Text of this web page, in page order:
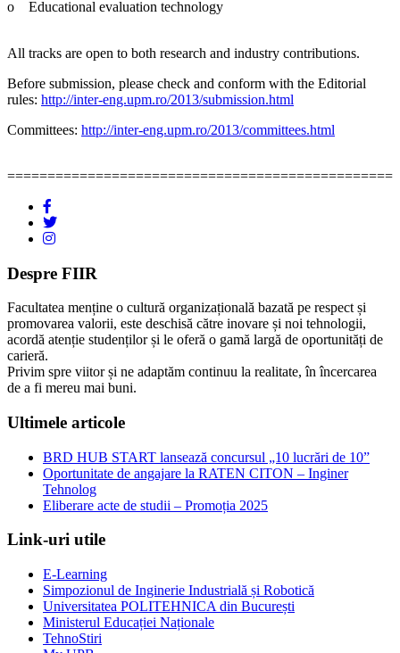
o Educational evaluation technology
All tracks are open to both research and industry contributions.
Before submission, please check and conform with the Editorial
rules: http://inter-eng.upm.ro/2013/submission.html
Committees: http://inter-eng.upm.ro/2013/committees.html
================================================
Despre FIIR
Facultatea menține o cultură organizațională bazată pe respect și
promovarea valorii, este deschisă către inovare și noi tehnologii,
acordă atenție studenților și le oferă o gamă largă de oportunități de
carieră.
Privim spre viitor și ne adaptăm continuu la realitate, în încercarea
de a fi mereu mai buni.
Ultimele articole
BRD HUB START lansează concursul „10 lucrări de 10”
Oportunitate de angajare la RATEN CITON – Inginer
Tehnolog
Eliberare acte de studii – Promoția 2025
Link-uri utile
E-Learning
Simpozionul de Inginerie Industrială și Robotică
Universitatea POLITEHNICA din București
Ministerul Educației Naționale
TehnoStiri